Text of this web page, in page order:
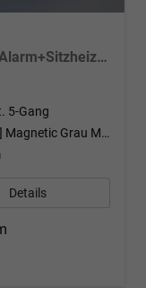
Style 80PS Voll-LED+Kessy+PDC+Alarm+Sitzheizung+Kamera+App-Connect
5-Gang
[S7S7] Magnetic Grau Metallic
Details